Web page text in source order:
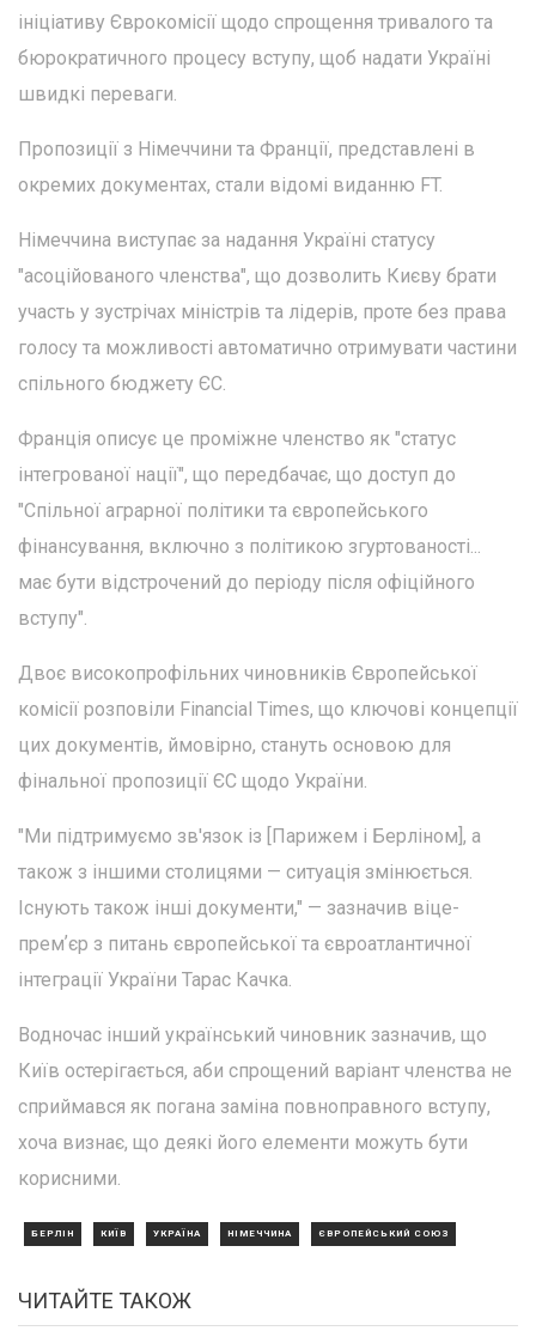
ініціативу Єврокомісії щодо спрощення тривалого та
бюрократичного процесу вступу, щоб надати Україні
швидкі переваги.
Пропозиції з Німеччини та Франції, представлені в
окремих документах, стали відомі виданню FT.
Німеччина виступає за надання Україні статусу
"асоційованого членства", що дозволить Києву брати
участь у зустрічах міністрів та лідерів, проте без права
голосу та можливості автоматично отримувати частини
спільного бюджету ЄС.
Франція описує це проміжне членство як "статус
інтегрованої нації", що передбачає, що доступ до
"Спільної аграрної політики та європейського
фінансування, включно з політикою згуртованості...
має бути відстрочений до періоду після офіційного
вступу".
Двоє високопрофільних чиновників Європейської
комісії розповіли Financial Times, що ключові концепції
цих документів, ймовірно, стануть основою для
фінальної пропозиції ЄС щодо України.
"Ми підтримуємо зв'язок із [Парижем і Берліном], а
також з іншими столицями — ситуація змінюється.
Існують також інші документи," — зазначив віце-
премʼєр з питань європейської та євроатлантичної
інтеграції України Тарас Качка.
Водночас інший український чиновник зазначив, що
Київ остерігається, аби спрощений варіант членства не
сприймався як погана заміна повноправного вступу,
хоча визнає, що деякі його елементи можуть бути
корисними.
БЕРЛІН КИЇВ УКРАЇНА НІМЕЧЧИНА ЄВРОПЕЙСЬКИЙ СОЮЗ
ЧИТАЙТЕ ТАКОЖ